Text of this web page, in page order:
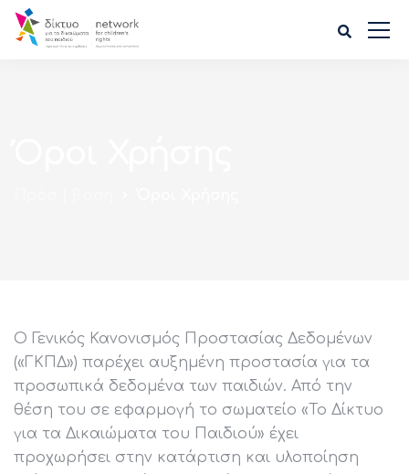
Ο Γενικός Κανονισμός Προστασίας Δεδομένων
(«ΓΚΠΔ») παρέχει αυξημένη προστασία για τα
προσωπικά δεδομένα των παιδιών. Από την
θέση του σε εφαρμογή το σωματείο «Το Δίκτυο
για τα Δικαιώματα του Παιδιού» έχει
προχωρήσει στην κατάρτιση και υλοποίηση